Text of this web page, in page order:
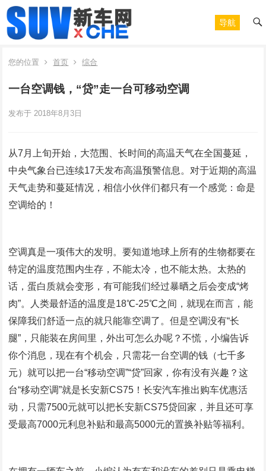
导航
您的位置 首页 综合
一台空调钱，“贷”走一台可移动空调
发布于 2018年8月3日
从7月上旬开始，大范围、长时间的高温天气在全国蔓延，
中央气象台已连续17天发布高温预警信息。对于近期的高温
天气走势和蔓延情况，相信小伙伴们都只有一个感觉：命是
空调给的！
空调真是一项伟大的发明。要知道地球上所有的生物都要在
特定的温度范围内生存，不能太冷，也不能太热。太热的
话，蛋白质就会变形，有可能我们经过暴晒之后会变成“烤
肉”。人类最舒适的温度是18℃-25℃之间，就现在而言，能
保障我们舒适一点的就只能靠空调了。但是空调没有“长
腿”，只能装在房间里，外出可怎么办呢？不慌，小编告诉
你个消息，现在有个机会，只需花一台空调的钱（七千多
元）就可以把一台“移动空调”“贷”回家，你有没有兴趣？这
台“移动空调”就是长安新CS75！长安汽车推出购车优惠活
动，只需7500元就可以把长安新CS75贷回家，并且还可享
受最高7000元利息补贴和最高5000元的置换补贴等福利。